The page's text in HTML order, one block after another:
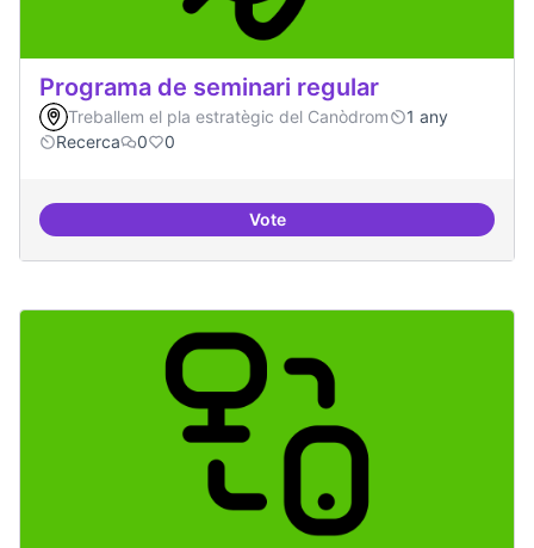
Programa de seminari regular
Treballem el pla estratègic del Canòdrom
1 any
Recerca
0 0
VotePrograma de seminari regular